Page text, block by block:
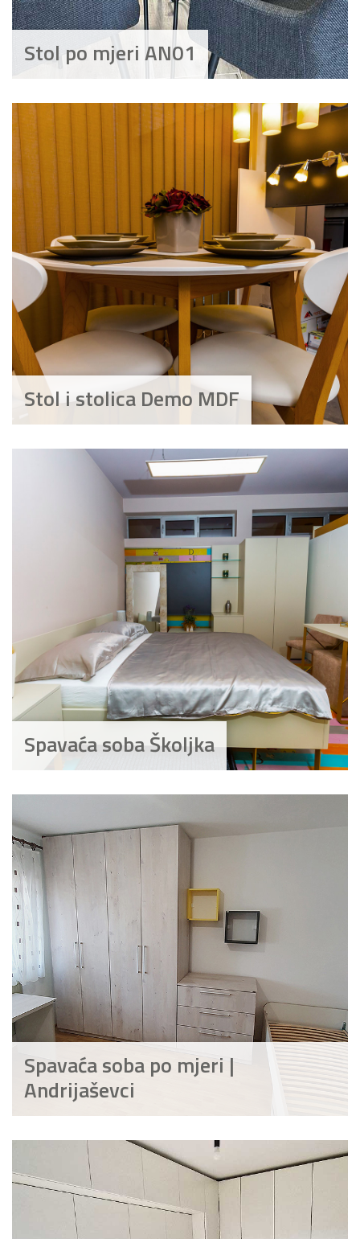
Stol po mjeri AN01
Stol i stolica Demo MDF
Spavaća soba Školjka
Spavaća soba po mjeri |
Andrijaševci